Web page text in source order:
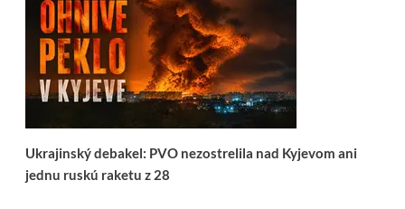
Ukrajinský debakel: PVO nezostrelila nad Kyjevom ani
jednu ruskú raketu z 28